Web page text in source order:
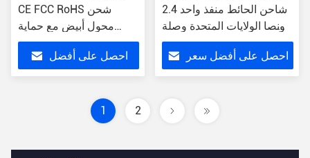
CE FCC RoHS شحن
محول أبيض مع حماية
الدائرة القصيرة
احصل على أفضل
شاحن الحائط منفذ واحد 2.4
أونصا الولايات المتحدة وصلة
مع حماية أكثر من التيار
احصل على أفضل سعر
1 2